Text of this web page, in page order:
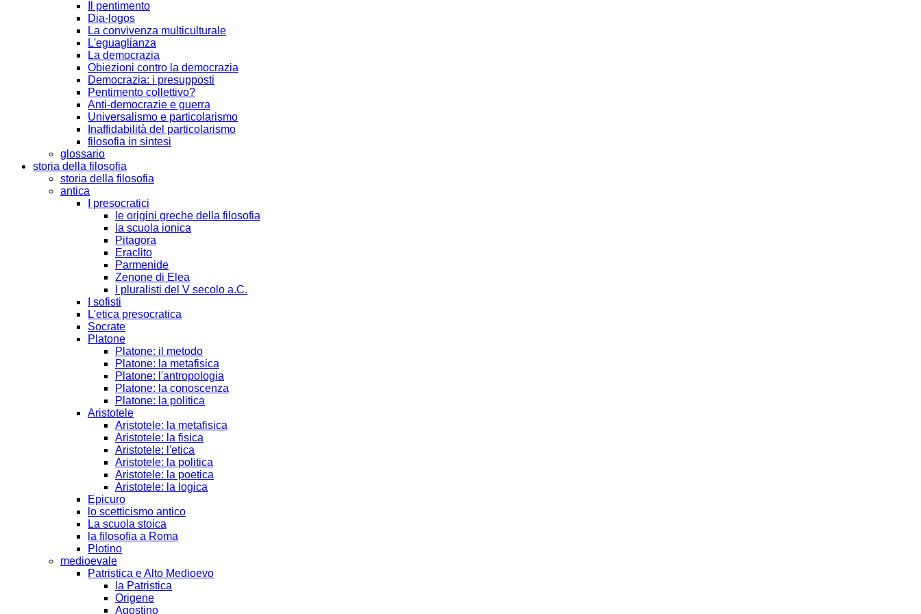
Il pentimento
Dia-logos
La convivenza multiculturale
L'eguaglianza
La democrazia
Obiezioni contro la democrazia
Democrazia: i presupposti
Pentimento collettivo?
Anti-democrazie e guerra
Universalismo e particolarismo
Inaffidabilità del particolarismo
filosofia in sintesi
glossario
storia della filosofia
storia della filosofia
antica
I presocratici
le origini greche della filosofia
la scuola ionica
Pitagora
Eraclito
Parmenide
Zenone di Elea
I pluralisti del V secolo a.C.
I sofisti
L'etica presocratica
Socrate
Platone
Platone: il metodo
Platone: la metafisica
Platone: l'antropologia
Platone: la conoscenza
Platone: la politica
Aristotele
Aristotele: la metafisica
Aristotele: la fisica
Aristotele: l'etica
Aristotele: la politica
Aristotele: la poetica
Aristotele: la logica
Epicuro
lo scetticismo antico
La scuola stoica
la filosofia a Roma
Plotino
medioevale
Patristica e Alto Medioevo
la Patristica
Origene
Agostino